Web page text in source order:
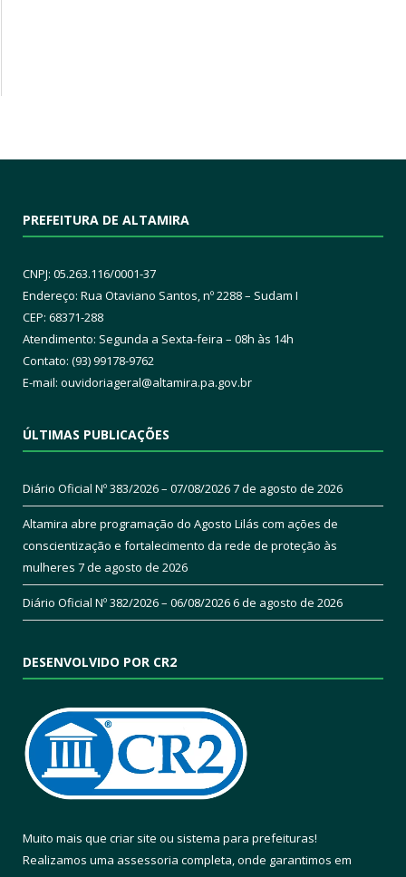
PREFEITURA DE ALTAMIRA
CNPJ: 05.263.116/0001-37
Endereço: Rua Otaviano Santos, nº 2288 – Sudam I
CEP: 68371-288
Atendimento: Segunda a Sexta-feira – 08h às 14h
Contato: (93) 99178-9762
E-mail: ouvidoriageral@altamira.pa.gov.br
ÚLTIMAS PUBLICAÇÕES
Diário Oficial Nº 383/2026 – 07/08/20267 de agosto de 2026
Altamira abre programação do Agosto Lilás com ações de
conscientização e fortalecimento da rede de proteção às
mulheres 7 de agosto de 2026
Diário Oficial Nº 382/2026 – 06/08/20266 de agosto de 2026
DESENVOLVIDO POR CR2
Muito mais que criar site ou sistema para prefeituras!
Realizamos uma assessoria completa, onde garantimos em